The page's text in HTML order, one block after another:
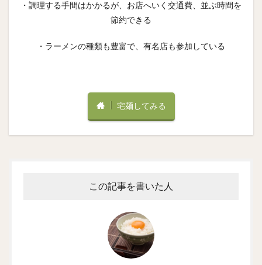
・調理する手間はかかるが、お店へいく交通費、並ぶ時間を
節約できる
・ラーメンの種類も豊富で、有名店も参加している
宅麺してみる
この記事を書いた人